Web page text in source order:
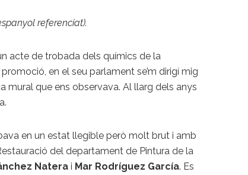
referenciat).
acte de trobada dels químics de la
en el seu parlament se’m dirigí mig
mural que ens observava. Al llarg dels anys
en un estat llegible però molt brut i amb
del departament de Pintura de la
Naterai Mar Rodríguez García. Es